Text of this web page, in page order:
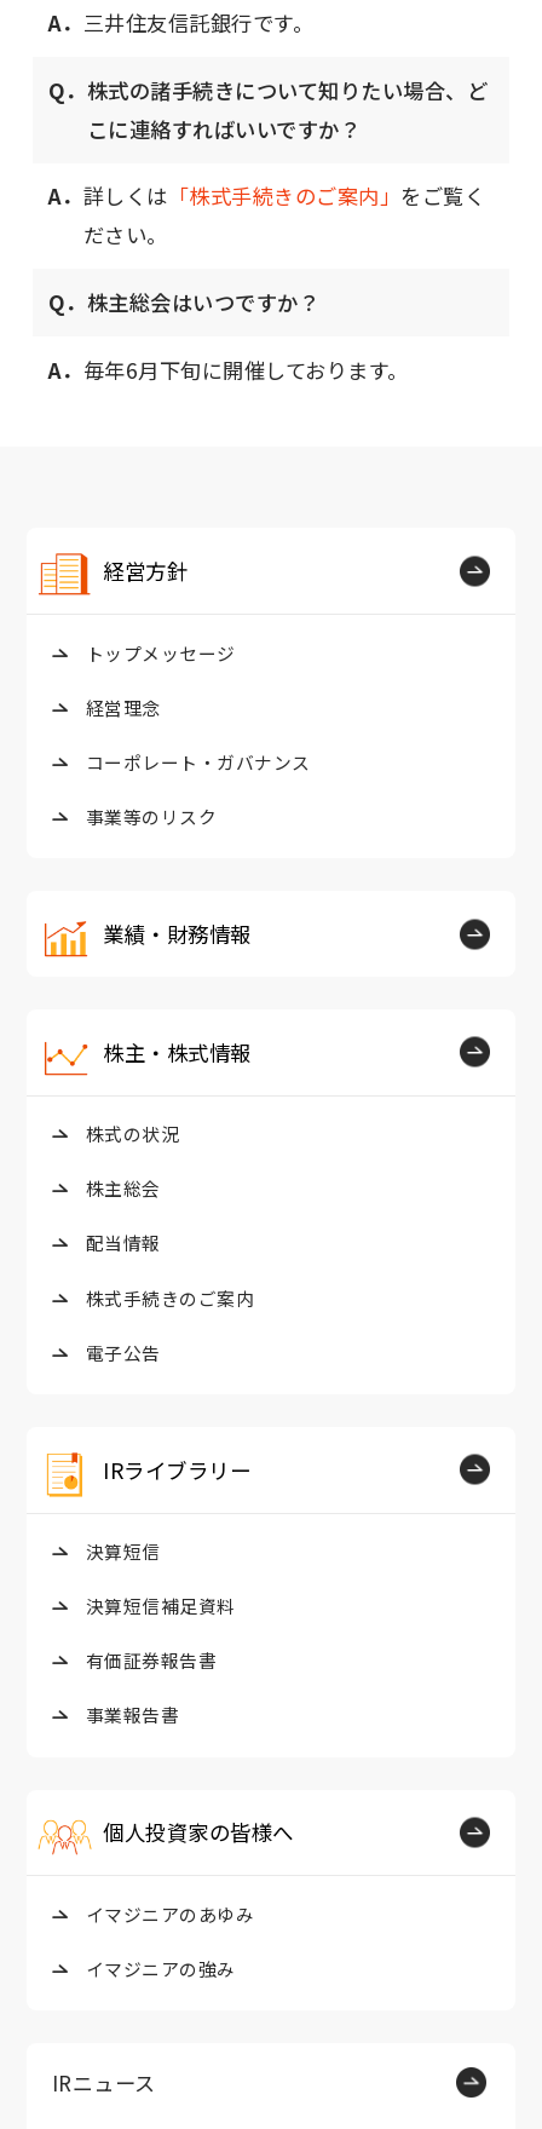
A． 三井住友信託銀行です。
Q． 株式の諸手続きについて知りたい場合、ど
こに連絡すればいいですか？
A． 詳しくは 「株式手続きのご案内」 をご覧く
ださい。
Q． 株主総会はいつですか？
A． 毎年6月下旬に開催しております。
経営方針
トップメッセージ
経営理念
コーポレート・ガバナンス
事業等のリスク
業績・財務情報
株主・株式情報
株式の状況
株主総会
配当情報
株式手続きのご案内
電子公告
IRライブラリー
決算短信
決算短信補足資料
有価証券報告書
事業報告書
個人投資家の皆様へ
イマジニアのあゆみ
イマジニアの強み
IRニュース